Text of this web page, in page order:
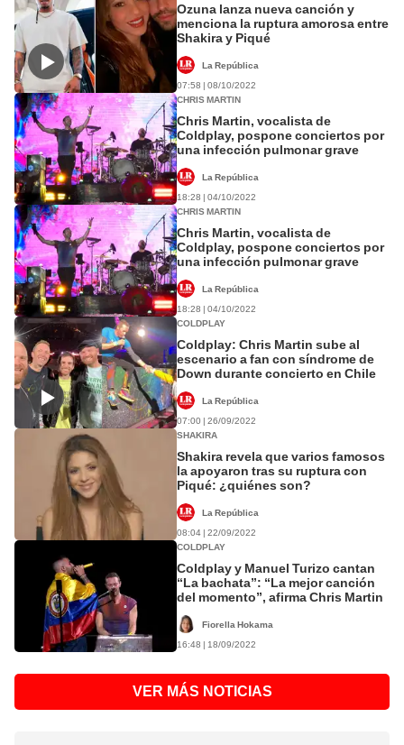
Ozuna lanza nueva canción y
menciona la ruptura amorosa entre
Shakira y Piqué
La República
07:58 | 08/10/2022
CHRIS MARTIN
Chris Martin, vocalista de
Coldplay, pospone conciertos por
una infección pulmonar grave
La República
18:28 | 04/10/2022
CHRIS MARTIN
Chris Martin, vocalista de
Coldplay, pospone conciertos por
una infección pulmonar grave
La República
18:28 | 04/10/2022
COLDPLAY
Coldplay: Chris Martin sube al
escenario a fan con síndrome de
Down durante concierto en Chile
La República
07:00 | 26/09/2022
SHAKIRA
Shakira revela que varios famosos
la apoyaron tras su ruptura con
Piqué: ¿quiénes son?
La República
08:04 | 22/09/2022
COLDPLAY
Coldplay y Manuel Turizo cantan
“La bachata”: “La mejor canción
del momento”, afirma Chris Martin
Fiorella Hokama
16:48 | 18/09/2022
VER MÁS NOTICIAS